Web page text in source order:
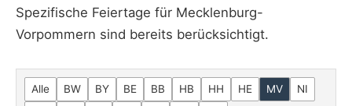
Spezifische Feiertage für Mecklenburg-
Vorpommern sind bereits berücksichtigt.
Alle BW BY BE BB HB HH HE MV
NI